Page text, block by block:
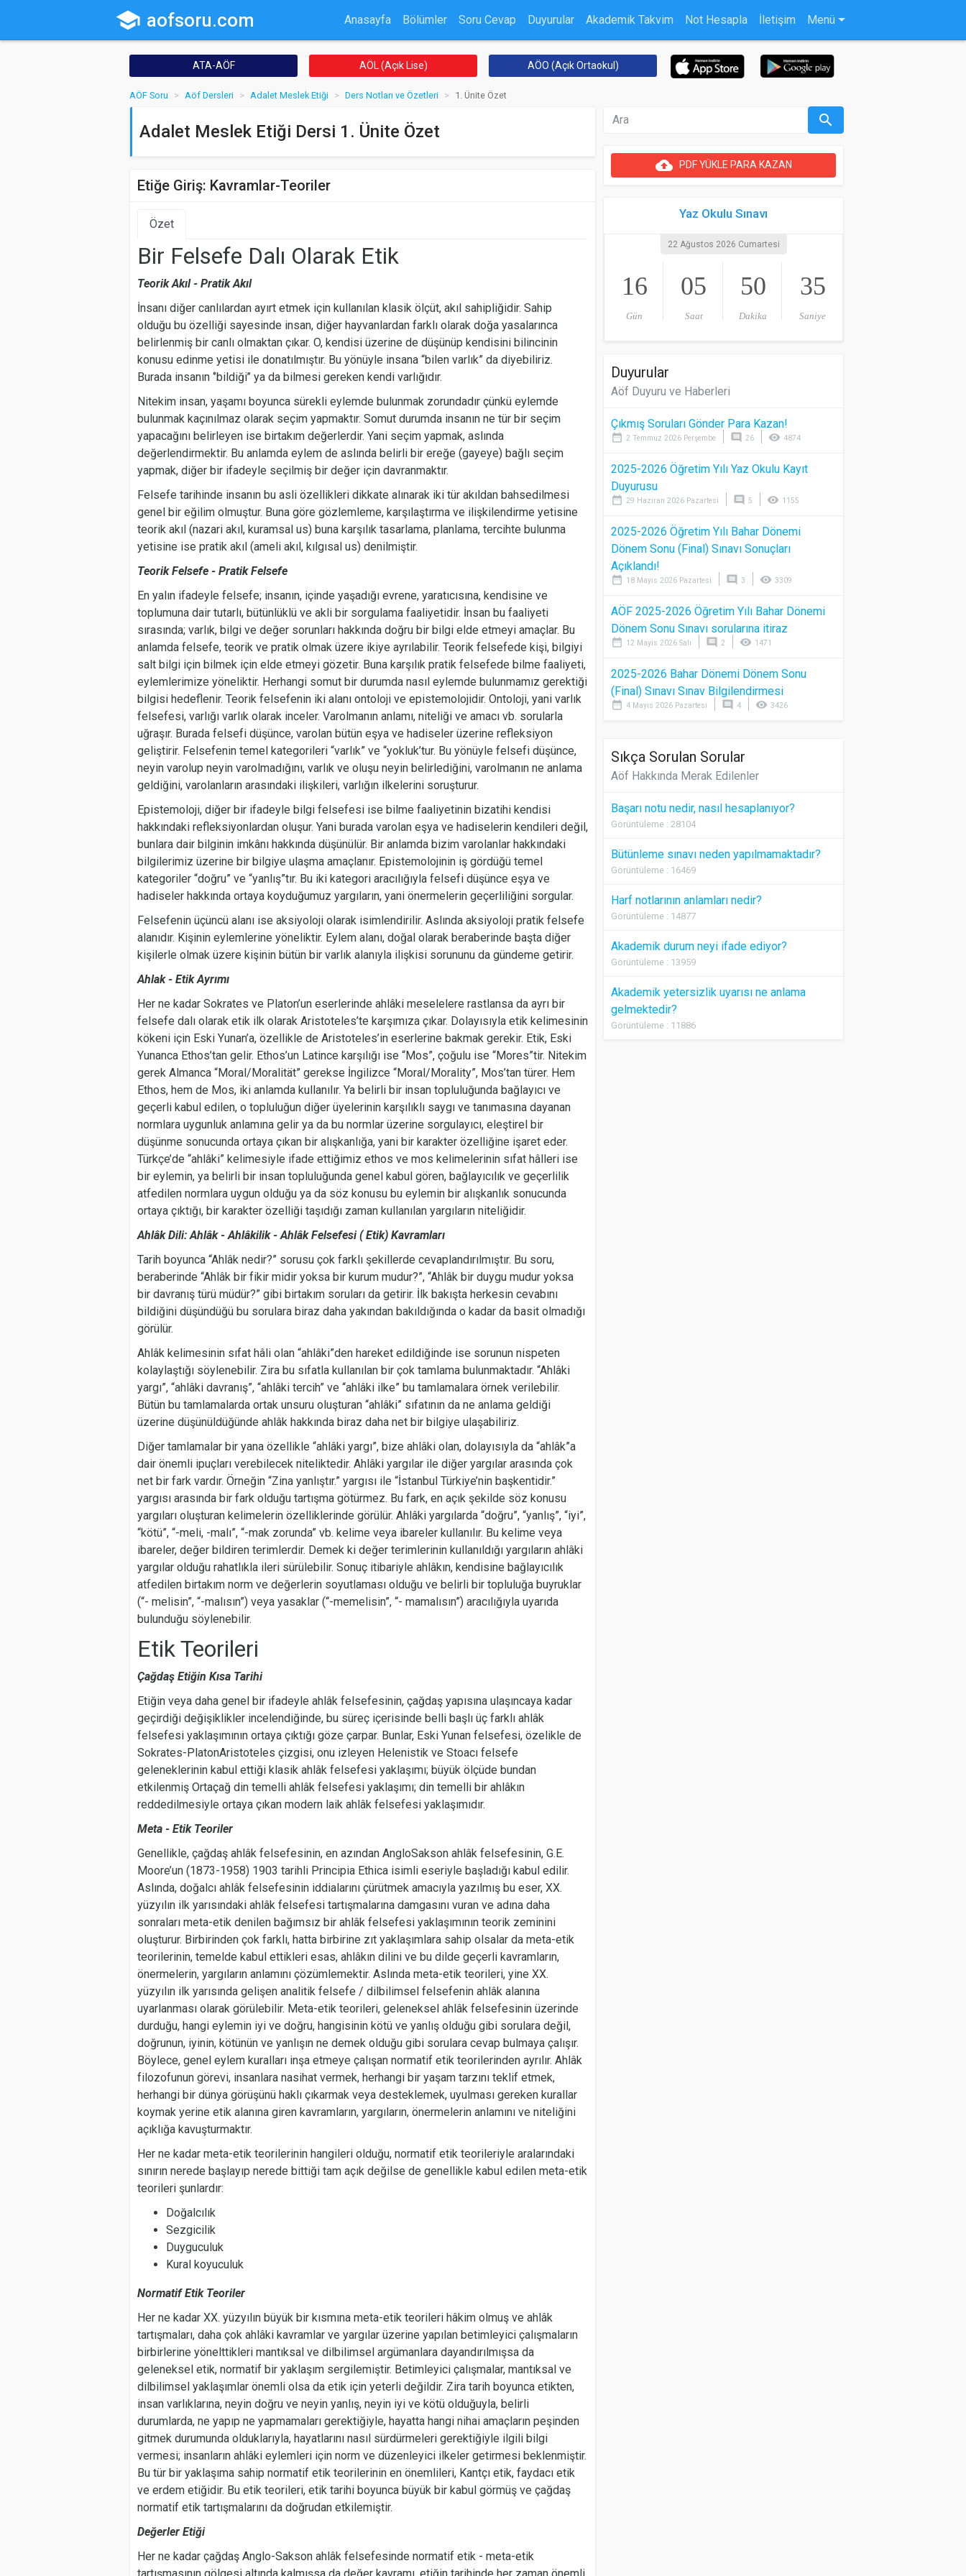
school aofsoru.com Anasayfa Bölümler Soru Cevap Duyurular Akademik Takvim Not Hesapla İletişim Menü
ATA-AÖF AÖL (Açık Lise) AÖO (Açık Ortaokul)
AÖF Soru Aöf Dersleri Adalet Meslek Etiği Ders Notları ve Özetleri 1. Ünite Özet
Adalet Meslek Etiği Dersi 1. Ünite Özet
Etiğe Giriş: Kavramlar-Teoriler
Özet
Bir Felsefe Dalı Olarak Etik
Teorik Akıl - Pratik Akıl
İnsanı diğer canlılardan ayırt etmek için kullanılan klasik ölçüt, akıl sahipliğidir. Sahip
olduğu bu özelliği sayesinde insan, diğer hayvanlardan farklı olarak doğa yasalarınca
belirlenmiş bir canlı olmaktan çıkar. O, kendisi üzerine de düşünüp kendisini bilincinin
konusu edinme yetisi ile donatılmıştır. Bu yönüyle insana “bilen varlık” da diyebiliriz.
Burada insanın ‘’bildiği’’ ya da bilmesi gereken kendi varlığıdır.
Nitekim insan, yaşamı boyunca sürekli eylemde bulunmak zorundadır çünkü eylemde
bulunmak kaçınılmaz olarak seçim yapmaktır. Somut durumda insanın ne tür bir seçim
yapacağını belirleyen ise birtakım değerlerdir. Yani seçim yapmak, aslında
değerlendirmektir. Bu anlamda eylem de aslında belirli bir ereğe (gayeye) bağlı seçim
yapmak, diğer bir ifadeyle seçilmiş bir değer için davranmaktır.
Felsefe tarihinde insanın bu asli özellikleri dikkate alınarak iki tür akıldan bahsedilmesi
genel bir eğilim olmuştur. Buna göre gözlemleme, karşılaştırma ve ilişkilendirme yetisine
teorik akıl (nazari akıl, kuramsal us) buna karşılık tasarlama, planlama, tercihte bulunma
yetisine ise pratik akıl (ameli akıl, kılgısal us) denilmiştir.
Teorik Felsefe - Pratik Felsefe
En yalın ifadeyle felsefe; insanın, içinde yaşadığı evrene, yaratıcısına, kendisine ve
toplumuna dair tutarlı, bütünlüklü ve akli bir sorgulama faaliyetidir. İnsan bu faaliyeti
sırasında; varlık, bilgi ve değer sorunları hakkında doğru bir bilgi elde etmeyi amaçlar. Bu
anlamda felsefe, teorik ve pratik olmak üzere ikiye ayrılabilir. Teorik felsefede kişi, bilgiyi
salt bilgi için bilmek için elde etmeyi gözetir. Buna karşılık pratik felsefede bilme faaliyeti,
eylemlerimize yöneliktir. Herhangi somut bir durumda nasıl eylemde bulunmamız gerektiği
bilgisi hedeflenir. Teorik felsefenin iki alanı ontoloji ve epistemolojidir. Ontoloji, yani varlık
felsefesi, varlığı varlık olarak inceler. Varolmanın anlamı, niteliği ve amacı vb. sorularla
uğraşır. Burada felsefi düşünce, varolan bütün eşya ve hadiseler üzerine refleksiyon
geliştirir. Felsefenin temel kategorileri “varlık” ve “yokluk’tur. Bu yönüyle felsefi düşünce,
neyin varolup neyin varolmadığını, varlık ve oluşu neyin belirlediğini, varolmanın ne anlama
geldiğini, varolanların arasındaki ilişkileri, varlığın ilkelerini soruşturur.
Epistemoloji, diğer bir ifadeyle bilgi felsefesi ise bilme faaliyetinin bizatihi kendisi
hakkındaki refleksiyonlardan oluşur. Yani burada varolan eşya ve hadiselerin kendileri değil,
bunlara dair bilginin imkânı hakkında düşünülür. Bir anlamda bizim varolanlar hakkındaki
bilgilerimiz üzerine bir bilgiye ulaşma amaçlanır. Epistemolojinin iş gördüğü temel
kategoriler “doğru” ve “yanlış”tır. Bu iki kategori aracılığıyla felsefi düşünce eşya ve
hadiseler hakkında ortaya koyduğumuz yargıların, yani önermelerin geçerliliğini sorgular.
Felsefenin üçüncü alanı ise aksiyoloji olarak isimlendirilir. Aslında aksiyoloji pratik felsefe
alanıdır. Kişinin eylemlerine yöneliktir. Eylem alanı, doğal olarak beraberinde başta diğer
kişilerle olmak üzere kişinin bütün bir varlık alanıyla ilişkisi sorununu da gündeme getirir.
Ahlak - Etik Ayrımı
Her ne kadar Sokrates ve Platon’un eserlerinde ahlâki meselelere rastlansa da ayrı bir
felsefe dalı olarak etik ilk olarak Aristoteles’te karşımıza çıkar. Dolayısıyla etik kelimesinin
kökeni için Eski Yunan’a, özellikle de Aristoteles’in eserlerine bakmak gerekir. Etik, Eski
Yunanca Ethos’tan gelir. Ethos’un Latince karşılığı ise “Mos”, çoğulu ise “Mores”tir. Nitekim
gerek Almanca “Moral/Moralität” gerekse İngilizce “Moral/Morality”, Mos’tan türer. Hem
Ethos, hem de Mos, iki anlamda kullanılır. Ya belirli bir insan topluluğunda bağlayıcı ve
geçerli kabul edilen, o topluluğun diğer üyelerinin karşılıklı saygı ve tanımasına dayanan
normlara uygunluk anlamına gelir ya da bu normlar üzerine sorgulayıcı, eleştirel bir
düşünme sonucunda ortaya çıkan bir alışkanlığa, yani bir karakter özelliğine işaret eder.
Türkçe’de “ahlâki” kelimesiyle ifade ettiğimiz ethos ve mos kelimelerinin sıfat hâlleri ise
bir eylemin, ya belirli bir insan topluluğunda genel kabul gören, bağlayıcılık ve geçerlilik
atfedilen normlara uygun olduğu ya da söz konusu bu eylemin bir alışkanlık sonucunda
ortaya çıktığı, bir karakter özelliği taşıdığı zaman kullanılan yargıların niteliğidir.
Ahlâk Dili: Ahlâk - Ahlâkilik - Ahlâk Felsefesi ( Etik) Kavramları
Tarih boyunca “Ahlâk nedir?” sorusu çok farklı şekillerde cevaplandırılmıştır. Bu soru,
beraberinde “Ahlâk bir fikir midir yoksa bir kurum mudur?”, “Ahlâk bir duygu mudur yoksa
bir davranış türü müdür?” gibi birtakım soruları da getirir. İlk bakışta herkesin cevabını
bildiğini düşündüğü bu sorulara biraz daha yakından bakıldığında o kadar da basit olmadığı
görülür.
Ahlâk kelimesinin sıfat hâli olan “ahlâki”den hareket edildiğinde ise sorunun nispeten
kolaylaştığı söylenebilir. Zira bu sıfatla kullanılan bir çok tamlama bulunmaktadır. “Ahlâki
yargı”, “ahlâki davranış”, “ahlâki tercih” ve “ahlâki ilke” bu tamlamalara örnek verilebilir.
Bütün bu tamlamalarda ortak unsuru oluşturan “ahlâki” sıfatının da ne anlama geldiği
üzerine düşünüldüğünde ahlâk hakkında biraz daha net bir bilgiye ulaşabiliriz.
Diğer tamlamalar bir yana özellikle “ahlâki yargı”, bize ahlâki olan, dolayısıyla da “ahlâk”a
dair önemli ipuçları verebilecek niteliktedir. Ahlâki yargılar ile diğer yargılar arasında çok
net bir fark vardır. Örneğin “Zina yanlıştır.” yargısı ile “İstanbul Türkiye’nin başkentidir.”
yargısı arasında bir fark olduğu tartışma götürmez. Bu fark, en açık şekilde söz konusu
yargıları oluşturan kelimelerin özelliklerinde görülür. Ahlâki yargılarda “doğru”, “yanlış”, “iyi”,
“kötü”, “-meli, -malı”, “-mak zorunda” vb. kelime veya ibareler kullanılır. Bu kelime veya
ibareler, değer bildiren terimlerdir. Demek ki değer terimlerinin kullanıldığı yargıların ahlâki
yargılar olduğu rahatlıkla ileri sürülebilir. Sonuç itibariyle ahlâkın, kendisine bağlayıcılık
atfedilen birtakım norm ve değerlerin soyutlaması olduğu ve belirli bir topluluğa buyruklar
(“- melisin”, “-malısın”) veya yasaklar (“-memelisin”, “- mamalısın”) aracılığıyla uyarıda
bulunduğu söylenebilir.
Etik Teorileri
Çağdaş Etiğin Kısa Tarihi
Etiğin veya daha genel bir ifadeyle ahlâk felsefesinin, çağdaş yapısına ulaşıncaya kadar
geçirdiği değişiklikler incelendiğinde, bu süreç içerisinde belli başlı üç farklı ahlâk
felsefesi yaklaşımının ortaya çıktığı göze çarpar. Bunlar, Eski Yunan felsefesi, özelikle de
Sokrates-PlatonAristoteles çizgisi, onu izleyen Helenistik ve Stoacı felsefe
geleneklerinin kabul ettiği klasik ahlâk felsefesi yaklaşımı; büyük ölçüde bundan
etkilenmiş Ortaçağ din temelli ahlâk felsefesi yaklaşımı; din temelli bir ahlâkın
reddedilmesiyle ortaya çıkan modern laik ahlâk felsefesi yaklaşımıdır.
Meta - Etik Teoriler
Genellikle, çağdaş ahlâk felsefesinin, en azından AngloSakson ahlâk felsefesinin, G.E.
Moore’un (1873-1958) 1903 tarihli Principia Ethica isimli eseriyle başladığı kabul edilir.
Aslında, doğalcı ahlâk felsefesinin iddialarını çürütmek amacıyla yazılmış bu eser, XX.
yüzyılın ilk yarısındaki ahlâk felsefesi tartışmalarına damgasını vuran ve adına daha
sonraları meta-etik denilen bağımsız bir ahlâk felsefesi yaklaşımının teorik zeminini
oluşturur. Birbirinden çok farklı, hatta birbirine zıt yaklaşımlara sahip olsalar da meta-etik
teorilerinin, temelde kabul ettikleri esas, ahlâkın dilini ve bu dilde geçerli kavramların,
önermelerin, yargıların anlamını çözümlemektir. Aslında meta-etik teorileri, yine XX.
yüzyılın ilk yarısında gelişen analitik felsefe / dilbilimsel felsefenin ahlâk alanına
uyarlanması olarak görülebilir. Meta-etik teorileri, geleneksel ahlâk felsefesinin üzerinde
durduğu, hangi eylemin iyi ve doğru, hangisinin kötü ve yanlış olduğu gibi sorulara değil,
doğrunun, iyinin, kötünün ve yanlışın ne demek olduğu gibi sorulara cevap bulmaya çalışır.
Böylece, genel eylem kuralları inşa etmeye çalışan normatif etik teorilerinden ayrılır. Ahlâk
filozofunun görevi, insanlara nasihat vermek, herhangi bir yaşam tarzını teklif etmek,
herhangi bir dünya görüşünü haklı çıkarmak veya desteklemek, uyulması gereken kurallar
koymak yerine etik alanına giren kavramların, yargıların, önermelerin anlamını ve niteliğini
açıklığa kavuşturmaktır.
Her ne kadar meta-etik teorilerinin hangileri olduğu, normatif etik teorileriyle aralarındaki
sınırın nerede başlayıp nerede bittiği tam açık değilse de genellikle kabul edilen meta-etik
teorileri şunlardır:
Doğalcılık
Sezgicilik
Duyguculuk
Kural koyuculuk
Normatif Etik Teoriler
Her ne kadar XX. yüzyılın büyük bir kısmına meta-etik teorileri hâkim olmuş ve ahlâk
tartışmaları, daha çok ahlâki kavramlar ve yargılar üzerine yapılan betimleyici çalışmaların
birbirlerine yönelttikleri mantıksal ve dilbilimsel argümanlara dayandırılmışsa da
geleneksel etik, normatif bir yaklaşım sergilemiştir. Betimleyici çalışmalar, mantıksal ve
dilbilimsel yaklaşımlar önemli olsa da etik için yeterli değildir. Zira tarih boyunca etikten,
insan varlıklarına, neyin doğru ve neyin yanlış, neyin iyi ve kötü olduğuyla, belirli
durumlarda, ne yapıp ne yapmamaları gerektiğiyle, hayatta hangi nihai amaçların peşinden
gitmek durumunda olduklarıyla, hayatlarını nasıl sürdürmeleri gerektiğiyle ilgili bilgi
vermesi; insanların ahlâki eylemleri için norm ve düzenleyici ilkeler getirmesi beklenmiştir.
Bu tür bir yaklaşıma sahip normatif etik teorilerinin en önemlileri, Kantçı etik, faydacı etik
ve erdem etiğidir. Bu etik teorileri, etik tarihi boyunca büyük bir kabul görmüş ve çağdaş
normatif etik tartışmalarını da doğrudan etkilemiştir.
Değerler Etiği
Her ne kadar çağdaş Anglo-Sakson ahlâk felsefesinde normatif etik - meta-etik
search
cloud_uploadPDF YÜKLE PARA KAZAN
Yaz Okulu Sınavı
22 Ağustos 2026 Cumartesi
16
Gün
05
Saat
50
Dakika
34
Saniye
Duyurular
Aöf Duyuru ve Haberleri
Çıkmış Soruları Gönder Para Kazan!
date_range 2 Temmuz 2026 Perşembe comment 26 visibility 4874
2025-2026 Öğretim Yılı Yaz Okulu Kayıt
Duyurusu
date_range 29 Haziran 2026 Pazartesi comment 5 visibility 1155
2025-2026 Öğretim Yılı Bahar Dönemi
Dönem Sonu (Final) Sınavı Sonuçları
Açıklandı!
date_range 18 Mayıs 2026 Pazartesi comment 3 visibility 3309
AÖF 2025-2026 Öğretim Yılı Bahar Dönemi
Dönem Sonu Sınavı sorularına itiraz
date_range 12 Mayıs 2026 Salı comment 2 visibility 1471
2025-2026 Bahar Dönemi Dönem Sonu
(Final) Sınavı Sınav Bilgilendirmesi
date_range 4 Mayıs 2026 Pazartesi comment 4 visibility 3426
Sıkça Sorulan Sorular
Aöf Hakkında Merak Edilenler
Başarı notu nedir, nasıl hesaplanıyor?
Görüntüleme : 28104
Bütünleme sınavı neden yapılmamaktadır?
Görüntüleme : 16469
Harf notlarının anlamları nedir?
Görüntüleme : 14877
Akademik durum neyi ifade ediyor?
Görüntüleme : 13959
Akademik yetersizlik uyarısı ne anlama
gelmektedir?
Görüntüleme : 11886